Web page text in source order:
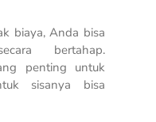
biaya, Anda bisa
bertahap.
penting untuk
sisanya bisa